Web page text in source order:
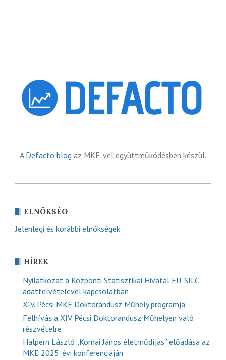
A Defacto blog az MKE-vel együttműködésben készül.
ELNÖKSÉG
Jelenlegi és korábbi elnökségek
HÍREK
Nyilatkozat a Központi Statisztikai Hivatal EU-SILC
adatfelvételével kapcsolatban
XIV. Pécsi MKE Doktorandusz Műhely programja
Felhívás a XIV. Pécsi Doktorandusz Műhelyen való
részvételre
Halpern László „Kornai János életműdíjas” előadása az
MKE 2025. évi konferenciáján